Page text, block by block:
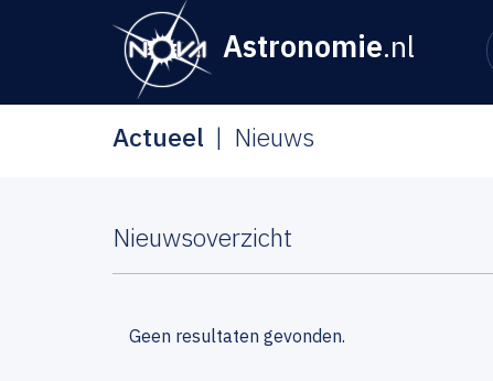
Astronomie.nl
Actueel Nieuws
Nieuwsoverzicht
Geen resultaten gevonden.